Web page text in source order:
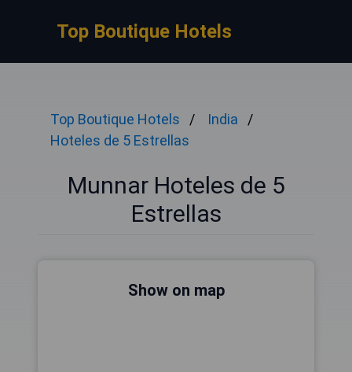
Top Boutique Hotels
Top Boutique Hotels
India
Hoteles de 5 Estrellas
Munnar Hoteles de 5
Estrellas
Show on map